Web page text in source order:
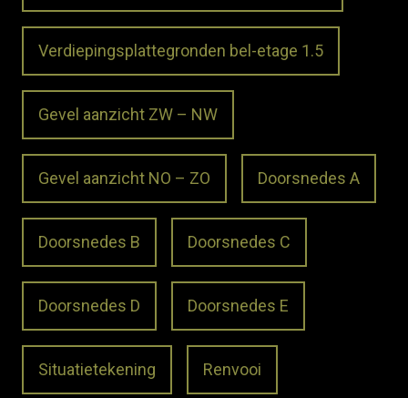
Verdiepingsplattegronden bel-etage 1.5
Gevel aanzicht ZW – NW
Gevel aanzicht NO – ZO Doorsnedes A
Doorsnedes B Doorsnedes C
Doorsnedes D Doorsnedes E
Situatietekening Renvooi